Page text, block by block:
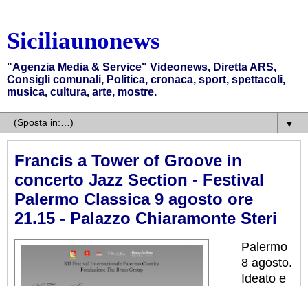
Siciliaunonews
"Agenzia Media & Service" Videonews, Diretta ARS,
Consigli comunali, Politica, cronaca, sport, spettacoli,
musica, cultura, arte, mostre.
▼
Francis a Tower of Groove in
concerto Jazz Section - Festival
Palermo Classica 9 agosto ore
21.15 - Palazzo Chiaramonte Steri
Palermo
8 agosto.
Ideato e